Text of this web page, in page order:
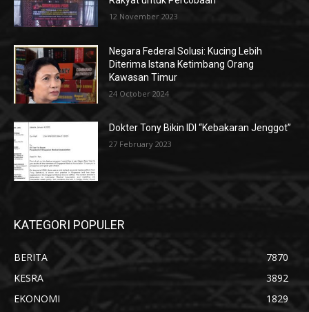
12 November 2023
Negara Federal Solusi: Kucing Lebih
Diterima Istana Ketimbang Orang
Kawasan Timur
24 October 2024
Dokter Tony Bikin IDI “Kebakaran Jenggot”
27 February 2023
KATEGORI POPULER
BERITA
7870
KESRA
3892
EKONOMI
1829